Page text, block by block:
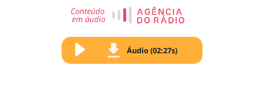
Áudio (02:27s)